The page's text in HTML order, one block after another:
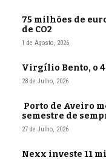
75 milhões de
de CO2
1 de Agosto, 2026
Virgílio Bento, o
28 de Julho, 2026
Porto de Aveiro
semestre de
27 de Julho, 2026
Nexx investe 11